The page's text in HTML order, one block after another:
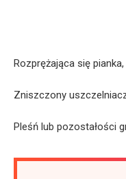
Rozprężająca się
Zniszczony
Pleśń lub pozostałości